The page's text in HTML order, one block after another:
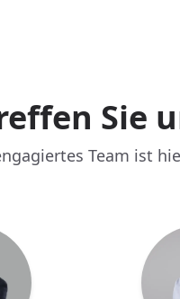
Sie
Team ist